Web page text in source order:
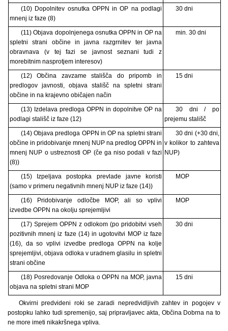
(10) Dopolnitev osnutka OPPN in OP na podlagi
mnenj iz faze (8)
30 dni
(11) Objava dopolnjenega osnutka OPPN in OP na
spletni strani občine in javna razgrnitev ter javna
obravnava (v tej fazi se javnost seznani tudi z
morebitnim nasprotjem interesov)
min. 30 dni
(12) Občina zavzame stališča do pripomb in
predlogov javnosti, objava stališč na spletni strani
občine in na krajevno običajen način
15 dni
(13) Izdelava predloga OPPN in dopolnitve OP na
podlagi stališč iz faze (12)
30 dni / po
prejemu stališč
(14) Objava predloga OPPN in OP na spletni strani
občine in pridobivanje mnenj NUP na predlog OPPN in
mnenj NUP o ustreznosti OP (če ga niso podali v fazi
(8))
30 dni (+30 dni,
v kolikor to zahteva
NUP)
(15) Izpeljava postopka prevlade javne koristi
(samo v primeru negativnih mnenj NUP iz faze (14))
MOP
(16) Pridobivanje odločbe MOP, ali so vplivi
izvedbe OPPN na okolju sprejemljivi
MOP
(17) Sprejem OPPN z odlokom (po pridobitvi vseh
pozitivnih mnenj iz faze (14) in ugotovitvi MOP iz faze
(16), da so vplivi izvedbe predloga OPPN na kolje
sprejemljivi, objava odloka v uradnem glasilu in spletni
strani občine
30 dni
(18) Posredovanje Odloka o OPPN na MOP, javna
objava na spletni strani MOP
15 dni
Okvirni predvideni roki se zaradi nepredvidljivih zahtev in pogojev v
postopku lahko tudi spremenijo, saj pripravljavec akta, Občina Dobrna na to
ne more imeti nikakršnega vpliva.